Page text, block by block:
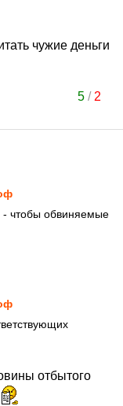
чужие деньги
5/ 2
- чтобы обвиняемые
отбытого